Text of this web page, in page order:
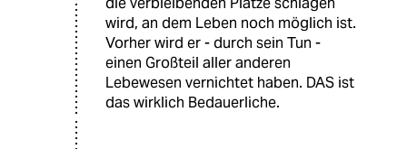
wird, an dem Leben noch möglich ist.
Vorher wird er - durch sein Tun -
einen Großteil aller anderen
Lebewesen vernichtet haben. DAS ist
das wirklich Bedauerliche.